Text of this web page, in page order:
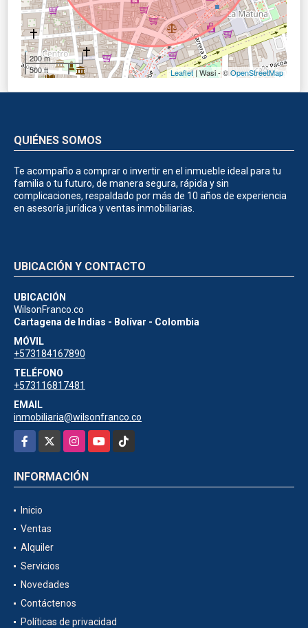
200 m
500 ft
Leaflet| Wasi - ©OpenStreetMap
QUIÉNES SOMOS
Te acompaño a comprar o invertir en el inmueble ideal para tu
familia o tu futuro, de manera segura, rápida y sin
complicaciones, respaldado por más de 10 años de experiencia
en asesoría jurídica y ventas inmobiliarias.
UBICACIÓN Y CONTACTO
UBICACIÓN
WilsonFranco.co
Cartagena de Indias - Bolívar - Colombia
MÓVIL
+573184167890
TELÉFONO
+573116817481
EMAIL
inmobiliaria@wilsonfranco.co
Facebook
InstagramYouTubeTikTok
INFORMACIÓN
Inicio
Ventas
Alquiler
Servicios
Novedades
Contáctenos
Políticas de privacidad